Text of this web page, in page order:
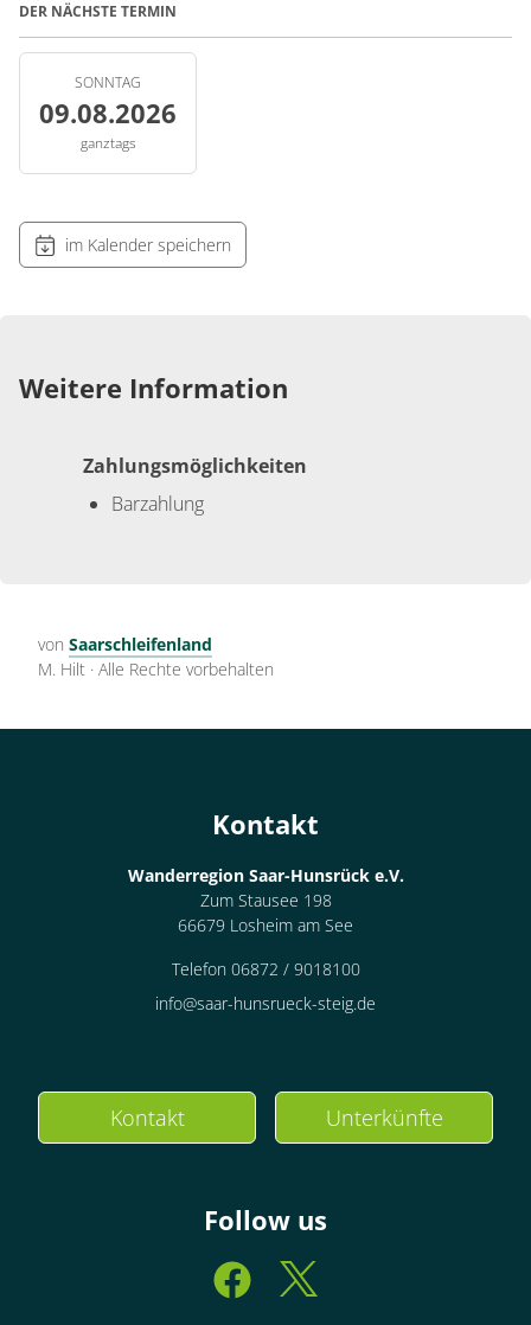
DER NÄCHSTE TERMIN
SONNTAG
09.08.2026
ganztags
im Kalender speichern
Weitere Information
Zahlungsmöglichkeiten
Barzahlung
von Saarschleifenland
M. Hilt · Alle Rechte vorbehalten
Kontakt
Wanderregion Saar-Hunsrück e.V.
Zum Stausee 198
66679 Losheim am See
Telefon 06872 / 9018100
info@saar-hunsrueck-steig.de
Kontakt Unterkünfte
Follow us